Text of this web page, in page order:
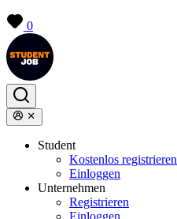
0
Student
Kostenlos registrieren
Einloggen
Unternehmen
Registrieren
Einloggen